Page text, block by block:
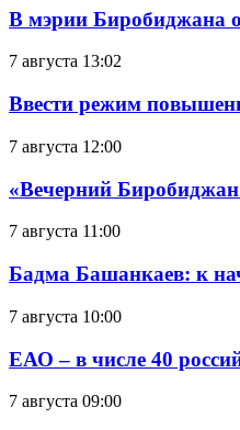
В мэрии Биробиджана
7 августа 13:02
Ввести режим
7 августа 12:00
«Вечерний
7 августа 11:00
Бадма Башанкаев: к
7 августа 10:00
ЕАО – в числе 40
7 августа 09:00